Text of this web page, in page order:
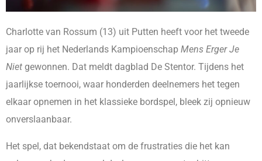
Charlotte van Rossum (13) uit Putten heeft voor het tweede
jaar op rij het Nederlands Kampioenschap Mens Erger Je
Niet gewonnen. Dat meldt dagblad De Stentor. Tijdens het
jaarlijkse toernooi, waar honderden deelnemers het tegen
elkaar opnemen in het klassieke bordspel, bleek zij opnieuw
onverslaanbaar.
Het spel, dat bekendstaat om de frustraties die het kan